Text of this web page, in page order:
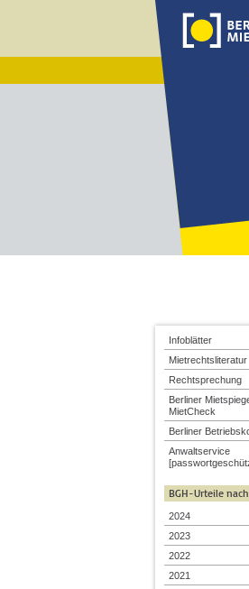
Infoblätter
Mietrechtsliteratur
Rechtsprechung
Berliner
MietCheck
Berliner
Anwaltservice
BGH-Urteile
2024
2023
2022
2021